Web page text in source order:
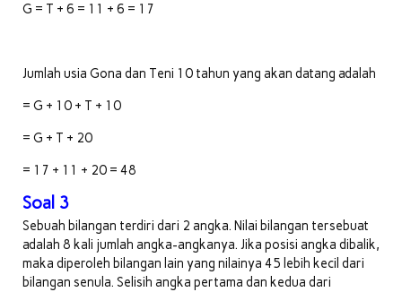
G = T + 6 = 11 + 6 = 17
Jumlah usia Gona dan Teni 10 tahun yang akan datang adalah
= G + 10 + T + 10
= G + T + 20
= 17 + 11 + 20 = 48
Soal 3
Sebuah bilangan terdiri dari 2 angka. Nilai bilangan tersebuat
adalah 8 kali jumlah angka-angkanya. Jika posisi angka dibalik,
maka diperoleh bilangan lain yang nilainya 45 lebih kecil dari
bilangan senula. Selisih angka pertama dan kedua dari